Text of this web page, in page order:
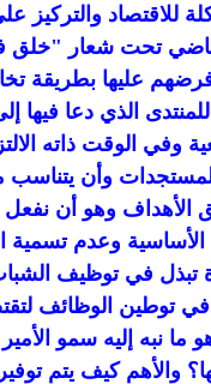
للاقتصاد
الماضي تحت
عليها بطريقة
الذي دعا فيها
الوقت ذاته
وأن يتناسب
وهو أن نفعل
وعدم تسمية
في توظيف
توطين الوظائف
ما نبه إليه سمو
كيف يتم